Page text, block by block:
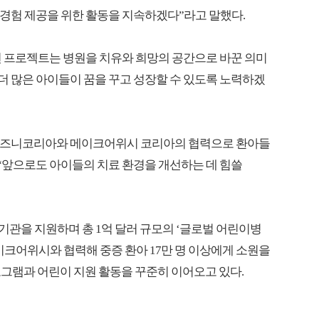
험 제공을 위한 활동을 지속하겠다”라고 말했다.
로젝트는 병원을 치유와 희망의 공간으로 바꾼 의미
많은 아이들이 꿈을 꾸고 성장할 수 있도록 노력하겠
니코리아와 메이크어위시 코리아의 협력으로 환아들
으로도 아이들의 치료 환경을 개선하는 데 힘쓸
관을 지원하며 총 1억 달러 규모의 ‘글로벌 어린이병
어위시와 협력해 중증 환아 17만 명 이상에게 소원을
램과 어린이 지원 활동을 꾸준히 이어오고 있다.